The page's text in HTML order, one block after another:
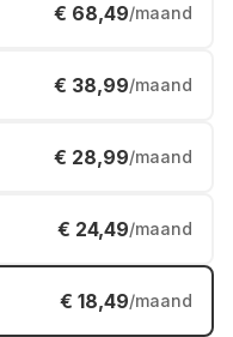
€ 68,49/maand
€ 38,99/maand
€ 28,99/maand
€ 24,49/maand
€ 18,49/maand